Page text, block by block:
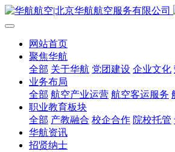
网站首页
聚焦华航
全部 关于华航 党团建设 企业文化
业务布局
全部 航空产业运营 航空客运服务
职业教育板块
全部 产教融合 校企合作 院校托管
华航资讯
招贤纳士